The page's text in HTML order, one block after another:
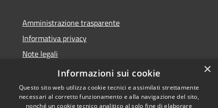
Amministrazione trasparente
Informativa privacy
Note legali
Dichiarazione di accessibilità
×
Informazioni sui cookie
Questo sito web utilizza cookie tecnici e assimilati strettamente
necessari al corretto funzionamento e alla navigazione del sito,
nonché un cookie tecnico analitico al solo fine di elaborare